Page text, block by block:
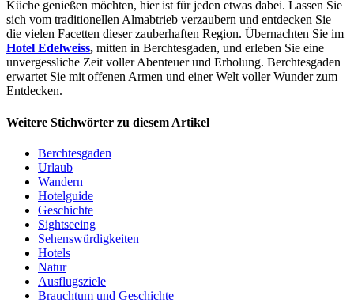
Küche genießen möchten, hier ist für jeden etwas dabei. Lassen Sie
sich vom traditionellen Almabtrieb verzaubern und entdecken Sie
die vielen Facetten dieser zauberhaften Region. Übernachten Sie im
Hotel Edelweiss, mitten in Berchtesgaden, und erleben Sie eine
unvergessliche Zeit voller Abenteuer und Erholung. Berchtesgaden
erwartet Sie mit offenen Armen und einer Welt voller Wunder zum
Entdecken.
Weitere Stichwörter zu diesem Artikel
Berchtesgaden
Urlaub
Wandern
Hotelguide
Geschichte
Sightseeing
Sehenswürdigkeiten
Hotels
Natur
Ausflugsziele
Brauchtum und Geschichte